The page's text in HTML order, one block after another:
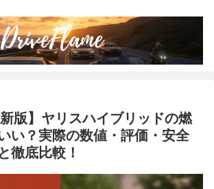
新版】ヤリスハイブリッドの燃
い？実際の数値・評価・安全
徹底比較！